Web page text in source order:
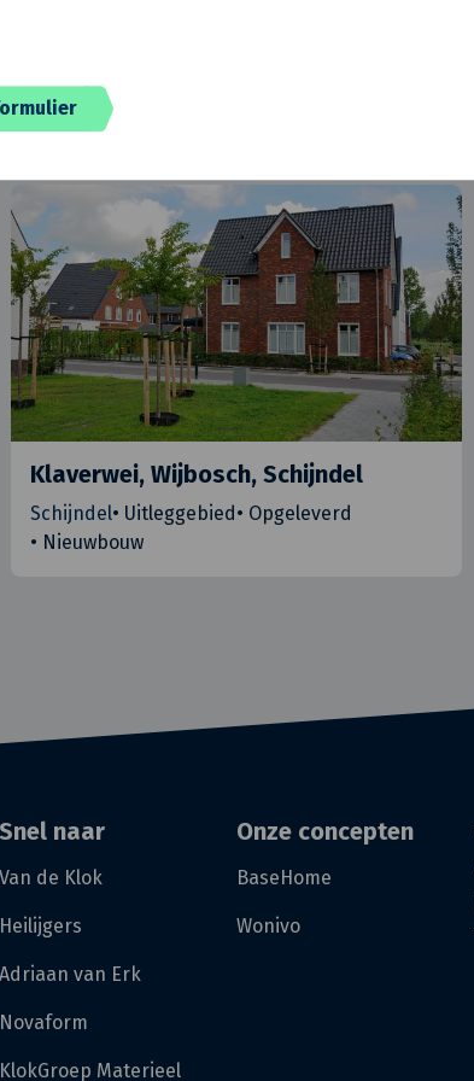
Klaverwei, Wijbosch, Schijndel
Schijndel• Uitleggebied • Opgeleverd
• Nieuwbouw
Snel naar
Van de Klok
Heilijgers
Adriaan van Erk
Novaform
KlokGroep Materieel
Onze concepten
BaseHome
Wonivo